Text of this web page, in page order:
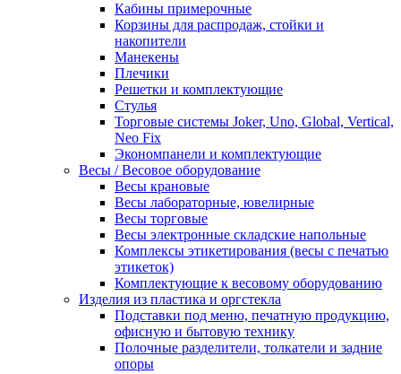
Кабины примерочные
Корзины для распродаж, стойки и
накопители
Манекены
Плечики
Решетки и комплектующие
Стулья
Торговые системы Joker, Uno, Global, Vertical,
Neo Fix
Экономпанели и комплектующие
Весы / Весовое оборудование
Весы крановые
Весы лабораторные, ювелирные
Весы торговые
Весы электронные складские напольные
Комплексы этикетирования (весы с печатью
этикеток)
Комплектующие к весовому оборудованию
Изделия из пластика и оргстекла
Подставки под меню, печатную продукцию,
офисную и бытовую технику
Полочные разделители, толкатели и задние
опоры